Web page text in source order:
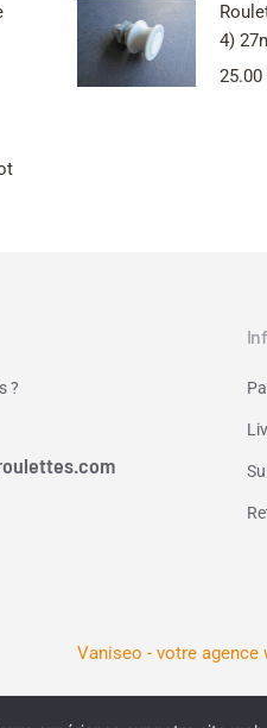
4)
25.00
?
Vaniseo - votre agence